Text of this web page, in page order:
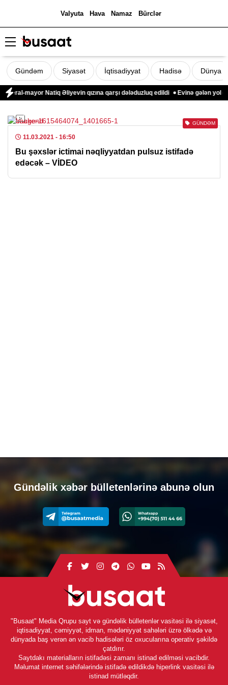
Valyuta Hava Namaz Bürclər
Gündəm Siyasət İqtisadiyyat Hadisə Dünya
mayor Natiq Əliyevin qızına qarşı dələduzluq edildi Evinə gələn yol
GÜNDƏM
11.03.2021 - 16:50
Bu şəxslər ictimai nəqliyyatdan pulsuz istifadə
edəcək – VİDEO
Gündəlik xəbər bülletenlərinə abunə olun
"Busaat" Media Qrupu sayt və gündəlik bülletenlər vasitəsi ilə siyasət,
iqtisadiyyat, cəmiyyət, idman, mədəniyyət sahələri üzrə ölkədə və
dünyada baş verən ən vacib hadisələri öz oxucularına operativ şəkildə
çatdırır.
Saytdakı materialların istifadəsi zamanı istinad edilməsi vacibdir.
Məlumat internet səhifələrində istifadə edildikdə hiperlink vasitəsi ilə
istinad mütləqdir.